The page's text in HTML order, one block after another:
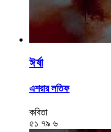
ঈর্ষা
এশরার লতিফ
কবিতা
৫১ ৭৯ ৬